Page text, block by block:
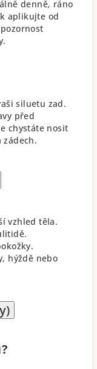
denně, ráno
aplikujte od
siluetu zad.
před
chystáte nosit
zádech.
vzhled těla.
hýždě nebo